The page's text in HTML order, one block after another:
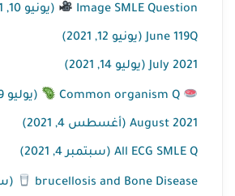
Image SMLE Question (يونيو 10, 2021)
June 119Q (يونيو 12, 2021)
July 2021 (يوليو 14, 2021)
Common organism Q (يوليو 29, 2021)
August 2021 (أغسطس 4, 2021)
All ECG SMLE Q (سبتمبر 4, 2021)
brucellosis and Bone Disease